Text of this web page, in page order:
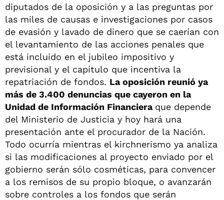
diputados de la oposición y a las preguntas por
las miles de causas e investigaciones por casos
de evasión y lavado de dinero que se caerían con
el levantamiento de las acciones penales que
está incluido en el jubileo impositivo y
previsional y el capítulo que incentiva la
repatriación de fondos. La oposición reunió ya
más de 3.400 denuncias que cayeron en la
Unidad de Información Financiera que depende
del Ministerio de Justicia y hoy hará una
presentación ante el procurador de la Nación.
Todo ocurría mientras el kirchnerismo ya analiza
si las modificaciones al proyecto enviado por el
gobierno serán sólo cosméticas, para convencer
a los remisos de su propio bloque, o avanzarán
sobre controles a los fondos que serán